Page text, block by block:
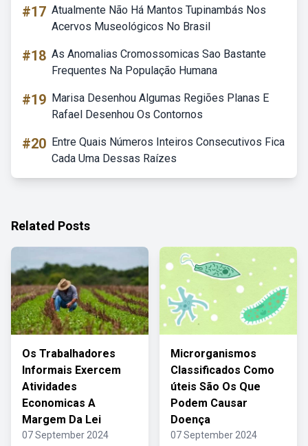
#17 Atualmente Não Há Mantos Tupinambás Nos
Acervos Museológicos No Brasil
#18 As Anomalias Cromossomicas Sao Bastante
Frequentes Na População Humana
#19 Marisa Desenhou Algumas Regiões Planas E
Rafael Desenhou Os Contornos
#20 Entre Quais Números Inteiros Consecutivos Fica
Cada Uma Dessas Raízes
Related Posts
Os Trabalhadores
Informais Exercem
Atividades
Economicas A
Margem Da Lei
07 September 2024
Microrganismos
Classificados Como
úteis São Os Que
Podem Causar
Doença
07 September 2024